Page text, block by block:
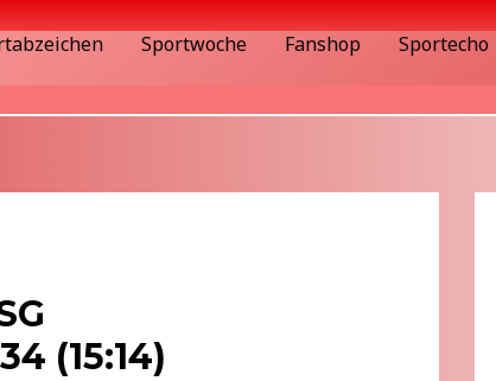
Sportwoche Fanshop Sportecho
(15:14)